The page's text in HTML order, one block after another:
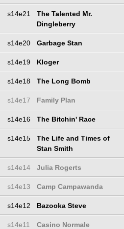
s14e21
The Talented Mr.
Dingleberry
s14e20 Garbage Stan
s14e19 Kloger
s14e18 The Long Bomb
s14e17 Family Plan
s14e16 The Bitchin' Race
s14e15
The Life and Times of
Stan Smith
s14e14 Julia Rogerts
s14e13 Camp Campawanda
s14e12 Bazooka Steve
s14e11 Casino Normale